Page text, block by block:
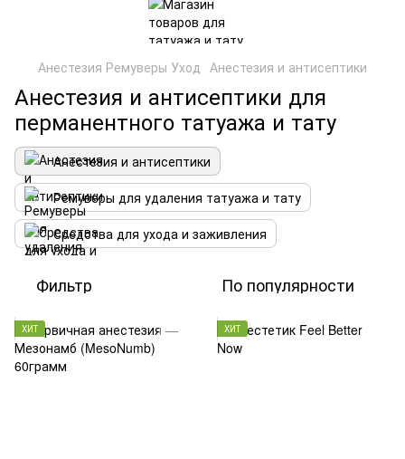
Анестезия Ремуверы Уход Анестезия и антисептики
Анестезия и антисептики для
перманентного татуажа и тату
Анестезия и антисептики
Ремуверы для удаления татуажа и тату
Средства для ухода и заживления
Фильтр По популярности
ХИТ ХИТ